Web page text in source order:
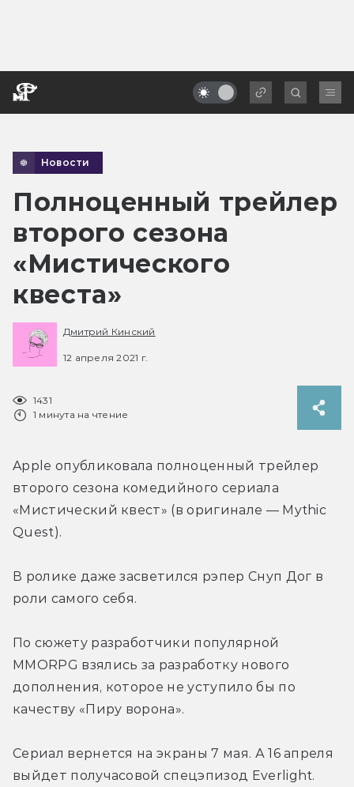
Новости
Полноценный трейлер
второго сезона
«Мистического
квеста»
Дмитрий Кинский
12 апреля 2021 г.
1431
1 минута на чтение
Apple опубликовала полноценный трейлер
второго сезона комедийного сериала
«Мистический квест» (в оригинале — Mythic
Quest).
В ролике даже засветился рэпер Снуп Дог в
роли самого себя.
По сюжету разработчики популярной
MMORPG взялись за разработку нового
дополнения, которое не уступило бы по
качеству «Пиру ворона».
Сериал вернется на экраны 7 мая. А 16 апреля
выйдет получасовой спецэпизод Everlight.